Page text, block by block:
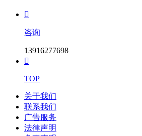

咨询
13916277698

TOP
关于我们
联系我们
广告服务
法律声明